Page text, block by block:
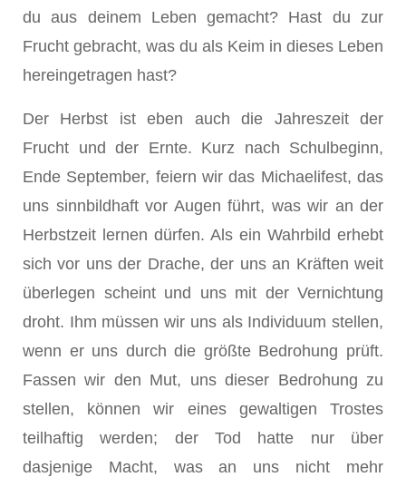
du aus deinem Leben gemacht? Hast du zur
Frucht gebracht, was du als Keim in dieses Leben
hereingetragen hast?
Der Herbst ist eben auch die Jahreszeit der
Frucht und der Ernte. Kurz nach Schulbeginn,
Ende September, feiern wir das Michaelifest, das
uns sinnbildhaft vor Augen führt, was wir an der
Herbstzeit lernen dürfen. Als ein Wahrbild erhebt
sich vor uns der Drache, der uns an Kräften weit
überlegen scheint und uns mit der Vernichtung
droht. Ihm müssen wir uns als Individuum stellen,
wenn er uns durch die größte Bedrohung prüft.
Fassen wir den Mut, uns dieser Bedrohung zu
stellen, können wir eines gewaltigen Trostes
teilhaftig werden; der Tod hatte nur über
dasjenige Macht, was an uns nicht mehr